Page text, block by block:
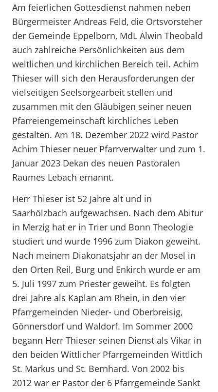
Am feierlichen Gottesdienst nahmen neben
Bürgermeister Andreas Feld, die Ortsvorsteher
der Gemeinde Eppelborn, MdL Alwin Theobald
auch zahlreiche Persönlichkeiten aus dem
weltlichen und kirchlichen Bereich teil. Achim
Thieser will sich den Herausforderungen der
vielseitigen Seelsorgearbeit stellen und
zusammen mit den Gläubigen seiner neuen
Pfarreiengemeinschaft kirchliches Leben
gestalten. Am 18. Dezember 2022 wird Pastor
Achim Thieser neuer Pfarrverwalter und zum 1.
Januar 2023 Dekan des neuen Pastoralen
Raumes Lebach ernannt.
Herr Thieser ist 52 Jahre alt und in
Saarhölzbach aufgewachsen. Nach dem Abitur
in Merzig hat er in Trier und Bonn Theologie
studiert und wurde 1996 zum Diakon geweiht.
Nach meinem Diakonatsjahr an der Mosel in
den Orten Reil, Burg und Enkirch wurde er am
5. Juli 1997 zum Priester geweiht. Es folgten
drei Jahre als Kaplan am Rhein, in den vier
Pfarrgemeinden Nieder- und Oberbreisig,
Gönnersdorf und Waldorf. Im Sommer 2000
begann Herr Thieser seinen Dienst als Vikar in
den beiden Wittlicher Pfarrgemeinden Wittlich
St. Markus und St. Bernhard. Von 2002 bis
2012 war er Pastor der 6 Pfarrgemeinde Sankt